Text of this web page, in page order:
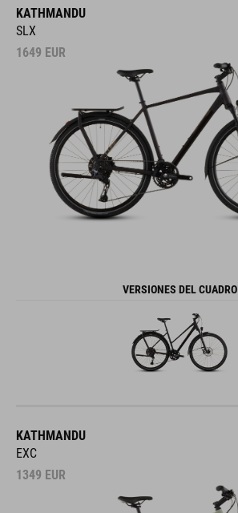
KATHMANDU
SLX
1649 EUR
VERSIONES DEL CUADRO
KATHMANDU
EXC
1349 EUR